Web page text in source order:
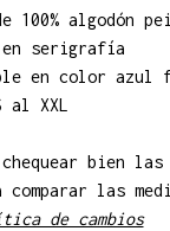
100% algodón
en serigrafía
en color azul
XXL
bien
comparar las
de cambios